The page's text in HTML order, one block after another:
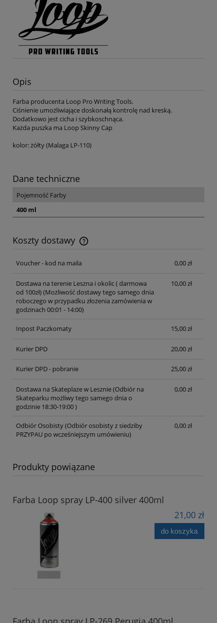
Opis
Farba producenta Loop Pro Writing Tools.
Ciśnienie umożliwiające doskonałą kontrolę nad kreską.
Dodatkowo jest cicha i szybkoschnąca.
Każda puszka ma Loop Skinny Cap
kolor: żółty (Malaga LP-110)
Dane techniczne
Pojemność Farby
400 ml
Koszty dostawy
Cena nie zawiera ewentualnych kosztów płatności
Voucher - kod na maila
0,00 zł
Dostawa na terenie Leszna i okolic ( darmowa
od 100zł)(Możliwość dostawy tego samego dnia
roboczego w przypadku złożenia zamówienia w
godzinach 00:01 - 14:00)
10,00 zł
Inpost Paczkomaty 15,00 zł
Kurier DPD 20,00 zł
Kurier DPD - pobranie 25,00 zł
Dostawa na Skateplaze w Lesznie(Odbiór na
Skateparku możliwy tego samego dnia o
godzinie 18:30-19:00 )
0,00 zł
Odbiór Osobisty(Odbiór osobisty z siedziby
PRZYPAU po wcześniejszym umówieniu)
0,00 zł
Produkty powiązane
Farba Loop spray LP-400 silver 400ml
21,00 zł
do koszyka